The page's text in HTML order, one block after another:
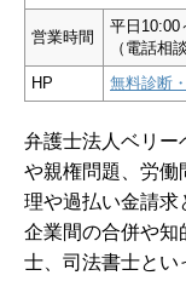
営業時間
平日10:00
（電話相
HP
無料診断
弁護士法人ベリー
や親権問題、労働
理や過払い金請求
企業間の合併や知
士、司法書士とい